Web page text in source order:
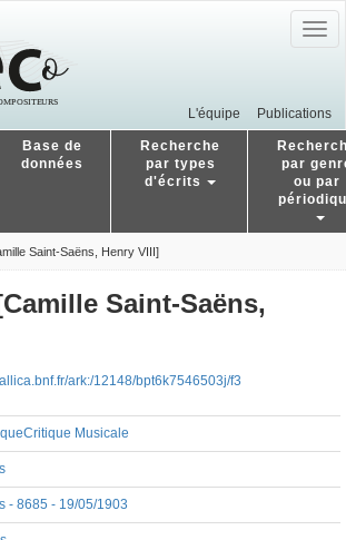
L'équipe Publications
Base de
données
Recherche
par types
d'écrits
par
ou par
Saint-Saëns, Henry VIII]
Saint-Saëns,
ark:/12148/bpt6k7546503j/f3
Critique Musicale
- 8685 - 19/05/1903